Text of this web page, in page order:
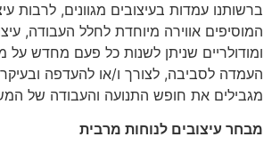
ברשותנו עמדות בעיצובים מגוונים, לרבות
המוסיפים אווירה מיוחדת לחלל העבודה,
ומודולריים שניתן לשנות כל פעם מחדש
העמדה לסביבה, לצורך ו/או להעדפה
מגבילים את חופש התנועה והעבודה של
מבחר עיצובים לנוחות מרבית